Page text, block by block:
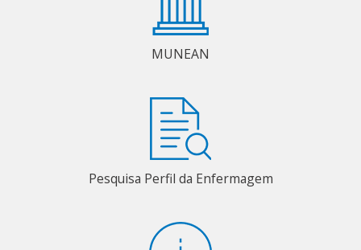
MUNEAN
Pesquisa Perfil da Enfermagem